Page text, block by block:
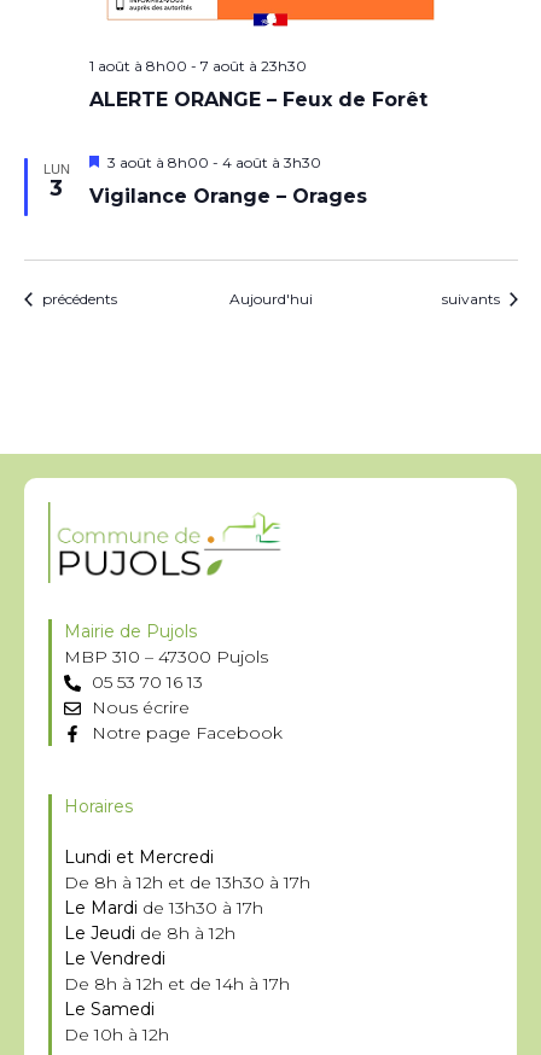
1 août à 8h00 - 7 août à 23h30
ALERTE ORANGE – Feux de Forêt
LUN
3
Mis
avant
3 août à 8h00 - 4 août à 3h30
Vigilance Orange – Orages
Évènements
précédents Aujourd'hui Évènements
suivants
Mairie de Pujols
MBP 310 – 47300 Pujols
05 53 70 16 13
Nous écrire
Notre page Facebook
Horaires
Lundi et Mercredi
De 8h à 12h et de 13h30 à 17h
Le Mardi de 13h30 à 17h
Le Jeudi de 8h à 12h
Le Vendredi
De 8h à 12h et de 14h à 17h
Le Samedi
De 10h à 12h